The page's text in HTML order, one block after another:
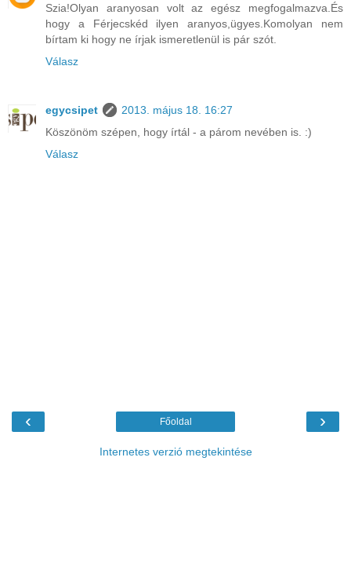
Szia!Olyan aranyosan volt az egész megfogalmazva.És
hogy a Férjecskéd ilyen aranyos,ügyes.Komolyan nem
bírtam ki hogy ne írjak ismeretlenül is pár szót.
Válasz
egycsipet
2013. május 18. 16:27
Köszönöm szépen, hogy írtál - a párom nevében is. :)
Válasz
‹ ›
Főoldal
Internetes verzió megtekintése